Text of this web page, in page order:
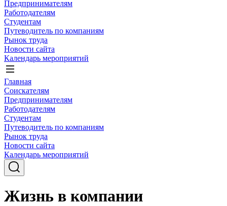
Предпринимателям
Работодателям
Студентам
Путеводитель по компаниям
Рынок труда
Новости сайта
Календарь мероприятий
Главная
Соискателям
Предпринимателям
Работодателям
Студентам
Путеводитель по компаниям
Рынок труда
Новости сайта
Календарь мероприятий
Жизнь в компании